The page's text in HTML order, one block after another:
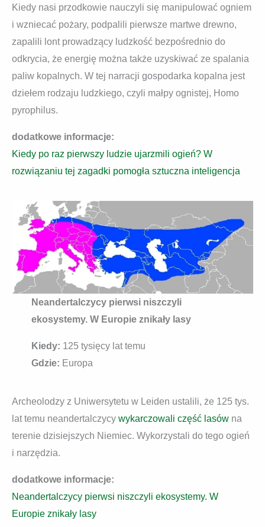
Kiedy nasi przodkowie nauczyli się manipulować ogniem
i wzniecać pożary, podpalili pierwsze martwe drewno,
zapalili lont prowadzący ludzkość bezpośrednio do
odkrycia, że ​​energię można także uzyskiwać ze spalania
paliw kopalnych. W tej narracji gospodarka kopalna jest
dziełem rodzaju ludzkiego, czyli małpy ognistej, Homo
pyrophilus.
dodatkowe informacje:
Kiedy po raz pierwszy ludzie ujarzmili ogień? W
rozwiązaniu tej zagadki pomogła sztuczna inteligencja
Neandertalczycy pierwsi niszczyli
ekosystemy. W Europie znikały lasy
Kiedy: 125 tysięcy lat temu
Gdzie: Europa
Archeolodzy z Uniwersytetu w Leiden ustalili, że 125 tys.
lat temu neandertalczycy wykarczowali część lasów na
terenie dzisiejszych Niemiec. Wykorzystali do tego ogień
i narzędzia.
dodatkowe informacje:
Neandertalczycy pierwsi niszczyli ekosystemy. W
Europie znikały lasy